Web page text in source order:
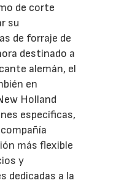
de corte
su
de forraje de
destinado a
alemán, el
en
Holland
específicas,
más flexible
y
dedicadas a la